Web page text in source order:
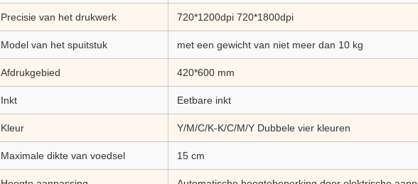
Precisie van het drukwerk 720*1200dpi 720*1800dpi
Model van het spuitstuk met een gewicht van niet meer dan 10 kg
Afdrukgebied 420*600 mm
Inkt Eetbare inkt
Kleur Y/M/C/K-K/C/M/Y Dubbele vier kleuren
Maximale dikte van voedsel 15 cm